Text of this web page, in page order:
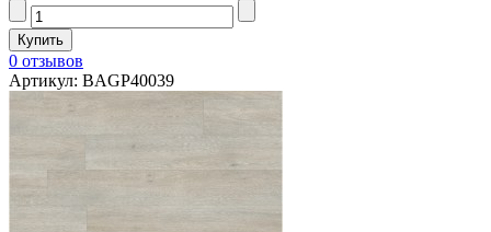
0 отзывов
Артикул: BAGP40039